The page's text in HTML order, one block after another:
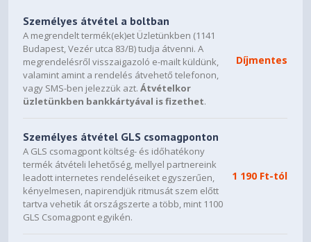
Személyes átvétel a boltban
A megrendelt termék(ek)et Üzletünkben (1141
Budapest, Vezér utca 83/B) tudja átvenni. A
megrendelésről visszaigazoló e-mailt küldünk,
valamint amint a rendelés átvehető telefonon,
vagy SMS-ben jelezzük azt.Átvételkor
üzletünkben bankkártyával is fizethet.
Díjmentes
Személyes átvétel GLS csomagponton
A GLS csomagpont költség- és időhatékony
termék átvételi lehetőség, mellyel partnereink
leadott internetes rendeléseiket egyszerűen,
kényelmesen, napirendjük ritmusát szem előtt
tartva vehetik át országszerte a több, mint 1100
GLS Csomagpont egyikén.
1 190 Ft-tól